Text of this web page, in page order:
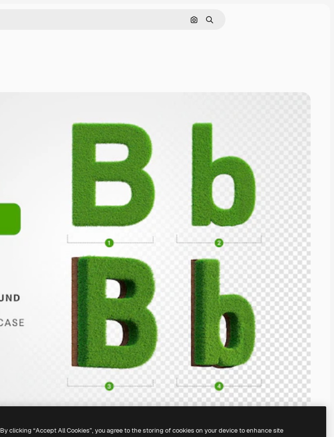
Pesquisar por imagem
Buscar
By clicking “Accept All Cookies”, you agree to the storing of cookies on your device to enhance site